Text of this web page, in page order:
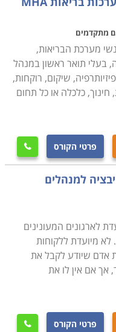
בהן תוכלו ללמוד
מתקדמים
מערכת הבריאות,
בעלי תואר ראשון במנהל
שיקום, רוקחות,
חינוך, כלכלה או כל תחום
פרטי הקורס 
למנהלים
לארגונים המעונינים
מיועדת ללקוחות
אדם שיודע לקבל את
אך אם אין לו את
פרטי הקורס 